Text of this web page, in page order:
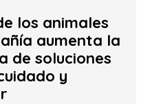
los animales
aumenta la
de soluciones
y